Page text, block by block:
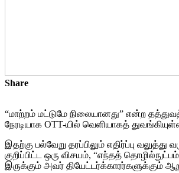
Share
“மாற்றம் மட்டுமே நிலையானது” என்ற
நேரடியாக OTT-யில் வெளியாகத்
இதற்கு பல்வேறு தரப்பிலும் எதிர்ப்பு
குறிப்பிட்ட ஒரு விசயம், “எந்தத்
இருக்கும் அவர் தியேட்டர்க்காரர்களுக்கும்